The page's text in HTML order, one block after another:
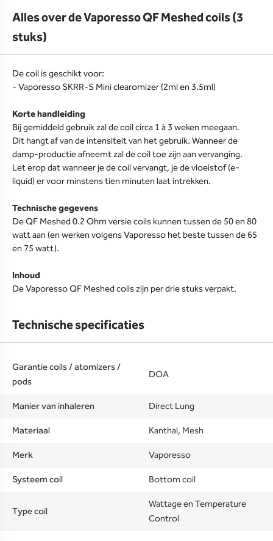
Alles over de Vaporesso QF Meshed coils (3
stuks)
De coil is geschikt voor:
- Vaporesso SKRR-S Mini clearomizer (2ml en 3.5ml)
Korte handleiding
Bij gemiddeld gebruik zal de coil circa 1 à 3 weken meegaan.
Dit hangt af van de intensiteit van het gebruik. Wanneer de
damp-productie afneemt zal de coil toe zijn aan vervanging.
Let erop dat wanneer je de coil vervangt, je de vloeistof (e-
liquid) er voor minstens tien minuten laat intrekken.
Technische gegevens
De QF Meshed 0.2 Ohm versie coils kunnen tussen de 50 en 80
watt aan (en werken volgens Vaporesso het beste tussen de 65
en 75 watt).
Inhoud
De Vaporesso QF Meshed coils zijn per drie stuks verpakt.
Technische specificaties
Garantie coils / atomizers /
pods
DOA
Manier van inhaleren
Direct Lung
Materiaal
Kanthal, Mesh
Merk
Vaporesso
Systeem coil
Bottom coil
Type coil
Wattage en Temperature
Control